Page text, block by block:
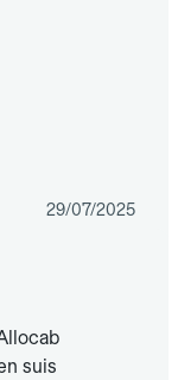
29/07/2025
suis